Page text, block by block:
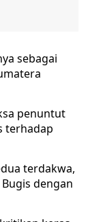
sebagai
penuntut
terhadap
terdakwa,
dengan